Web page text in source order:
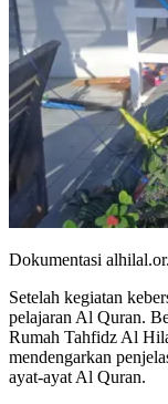
Dokumentasi
Setelah kegiatan
pelajaran Al Quran.
Rumah Tahfidz Al
mendengarkan
ayat-ayat Al Quran.